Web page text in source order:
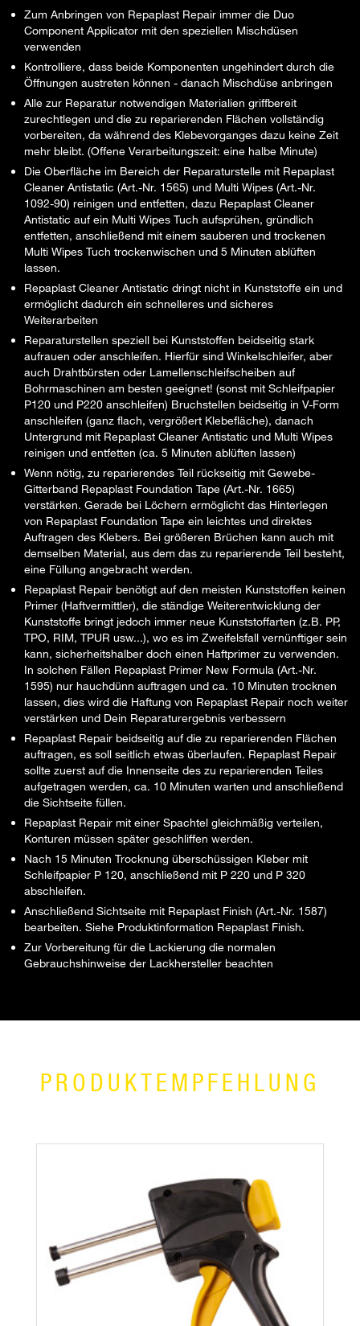
Zum Anbringen von Repaplast Repair immer die Duo
Component Applicator mit den speziellen Mischdüsen
verwenden
Kontrolliere, dass beide Komponenten ungehindert durch die
Öffnungen austreten können - danach Mischdüse anbringen
Alle zur Reparatur notwendigen Materialien griffbereit
zurechtlegen und die zu reparierenden Flächen vollständig
vorbereiten, da während des Klebevorganges dazu keine Zeit
mehr bleibt. (Offene Verarbeitungszeit: eine halbe Minute)
Die Oberfläche im Bereich der Reparaturstelle mit Repaplast
Cleaner Antistatic (Art.-Nr. 1565) und Multi Wipes (Art.-Nr.
1092-90) reinigen und entfetten, dazu Repaplast Cleaner
Antistatic auf ein Multi Wipes Tuch aufsprühen, gründlich
entfetten, anschließend mit einem sauberen und trockenen
Multi Wipes Tuch trockenwischen und 5 Minuten ablüften
lassen.
Repaplast Cleaner Antistatic dringt nicht in Kunststoffe ein und
ermöglicht dadurch ein schnelleres und sicheres
Weiterarbeiten
Reparaturstellen speziell bei Kunststoffen beidseitig stark
aufrauen oder anschleifen. Hierfür sind Winkelschleifer, aber
auch Drahtbürsten oder Lamellenschleifscheiben auf
Bohrmaschinen am besten geeignet! (sonst mit Schleifpapier
P120 und P220 anschleifen) Bruchstellen beidseitig in V-Form
anschleifen (ganz flach, vergrößert Klebefläche), danach
Untergrund mit Repaplast Cleaner Antistatic und Multi Wipes
reinigen und entfetten (ca. 5 Minuten ablüften lassen)
Wenn nötig, zu reparierendes Teil rückseitig mit Gewebe-
Gitterband Repaplast Foundation Tape (Art.-Nr. 1665)
verstärken. Gerade bei Löchern ermöglicht das Hinterlegen
von Repaplast Foundation Tape ein leichtes und direktes
Auftragen des Klebers. Bei größeren Brüchen kann auch mit
demselben Material, aus dem das zu reparierende Teil besteht,
eine Füllung angebracht werden.
Repaplast Repair benötigt auf den meisten Kunststoffen keinen
Primer (Haftvermittler), die ständige Weiterentwicklung der
Kunststoffe bringt jedoch immer neue Kunststoffarten (z.B. PP,
TPO, RIM, TPUR usw...), wo es im Zweifelsfall vernünftiger sein
kann, sicherheitshalber doch einen Haftprimer zu verwenden.
In solchen Fällen Repaplast Primer New Formula (Art.-Nr.
1595) nur hauchdünn auftragen und ca. 10 Minuten trocknen
lassen, dies wird die Haftung von Repaplast Repair noch weiter
verstärken und Dein Reparaturergebnis verbessern
Repaplast Repair beidseitig auf die zu reparierenden Flächen
auftragen, es soll seitlich etwas überlaufen. Repaplast Repair
sollte zuerst auf die Innenseite des zu reparierenden Teiles
aufgetragen werden, ca. 10 Minuten warten und anschließend
die Sichtseite füllen.
Repaplast Repair mit einer Spachtel gleichmäßig verteilen,
Konturen müssen später geschliffen werden.
Nach 15 Minuten Trocknung überschüssigen Kleber mit
Schleifpapier P 120, anschließend mit P 220 und P 320
abschleifen.
Anschließend Sichtseite mit Repaplast Finish (Art.-Nr. 1587)
bearbeiten. Siehe Produktinformation Repaplast Finish.
Zur Vorbereitung für die Lackierung die normalen
Gebrauchshinweise der Lackhersteller beachten
PRODUKTEMPFEHLUNG